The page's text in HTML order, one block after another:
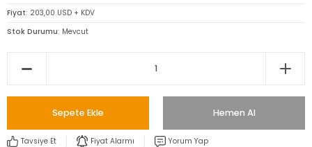
Fiyat 203,00 USD + KDV
Stok Durumu Mevcut
Sepete Ekle Hemen Al
Tavsiye Et Fiyat Alarmı Yorum Yap